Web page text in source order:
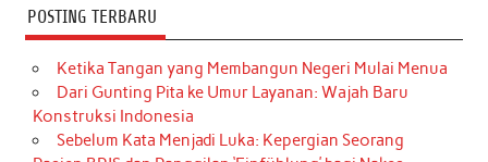
POSTING TERBARU
Ketika Tangan yang Membangun Negeri Mulai Menua
Dari Gunting Pita ke Umur Layanan: Wajah Baru
Konstruksi Indonesia
Sebelum Kata Menjadi Luka: Kepergian Seorang